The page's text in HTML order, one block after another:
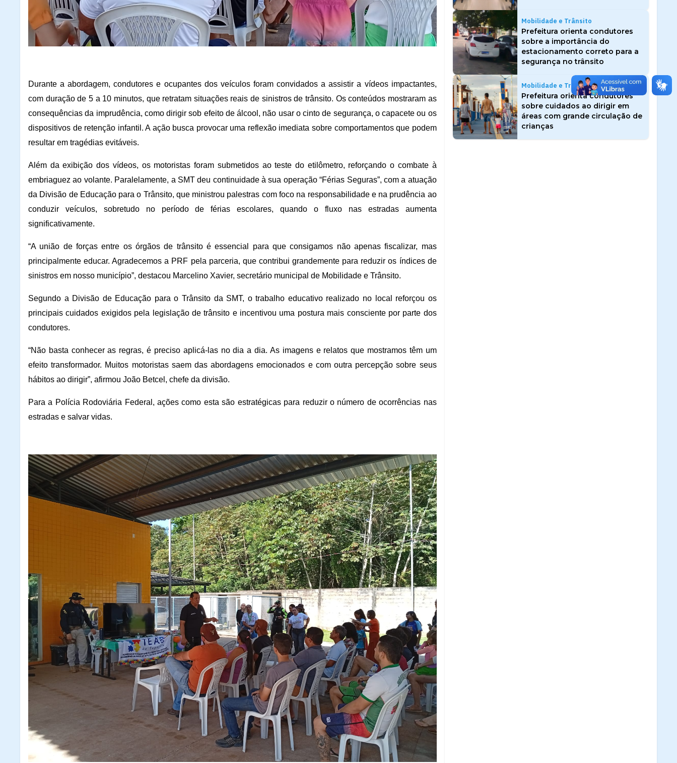
Durante a abordagem, condutores e ocupantes dos veículos foram convidados a assistir a vídeos impactantes,
com duração de 5 a 10 minutos, que retratam situações reais de sinistros de trânsito. Os conteúdos mostraram as
consequências da imprudência, como dirigir sob efeito de álcool, não usar o cinto de segurança, o capacete ou os
dispositivos de retenção infantil. A ação busca provocar uma reflexão imediata sobre comportamentos que podem
resultar em tragédias evitáveis.
Além da exibição dos vídeos, os motoristas foram submetidos ao teste do etilômetro, reforçando o combate à
embriaguez ao volante. Paralelamente, a SMT deu continuidade à sua operação “Férias Seguras”, com a atuação
da Divisão de Educação para o Trânsito, que ministrou palestras com foco na responsabilidade e na prudência ao
conduzir veículos, sobretudo no período de férias escolares, quando o fluxo nas estradas aumenta
significativamente.
“A união de forças entre os órgãos de trânsito é essencial para que consigamos não apenas fiscalizar, mas
principalmente educar. Agradecemos a PRF pela parceria, que contribui grandemente para reduzir os índices de
sinistros em nosso município”, destacou Marcelino Xavier, secretário municipal de Mobilidade e Trânsito.
Segundo a Divisão de Educação para o Trânsito da SMT, o trabalho educativo realizado no local reforçou os
principais cuidados exigidos pela legislação de trânsito e incentivou uma postura mais consciente por parte dos
condutores.
“Não basta conhecer as regras, é preciso aplicá-las no dia a dia. As imagens e relatos que mostramos têm um
efeito transformador. Muitos motoristas saem das abordagens emocionados e com outra percepção sobre seus
hábitos ao dirigir”, afirmou João Betcel, chefe da divisão.
Para a Polícia Rodoviária Federal, ações como esta são estratégicas para reduzir o número de ocorrências nas
estradas e salvar vidas.
Mobilidade e Trânsito
Prefeitura orienta condutores
sobre a importância do
estacionamento correto para a
segurança no trânsito
Mobilidade e Trânsito
Prefeitura orienta condutores
sobre cuidados ao dirigir em
áreas com grande circulação de
crianças